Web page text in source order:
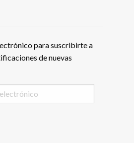
para suscribirte a
de nuevas